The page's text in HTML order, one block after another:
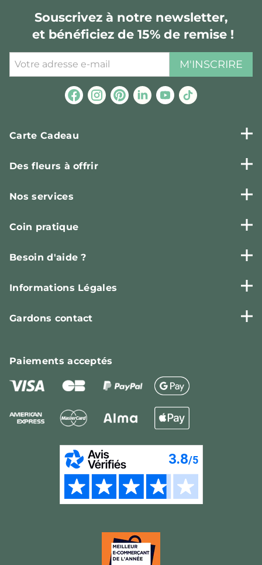
Souscrivez à notre newsletter,
et bénéficiez de 15% de remise !
M'INSCRIRE
Carte Cadeau
Des fleurs à offrir
Nos services
Coin pratique
Besoin d'aide ?
Informations Légales
Gardons contact
Paiementsacceptés